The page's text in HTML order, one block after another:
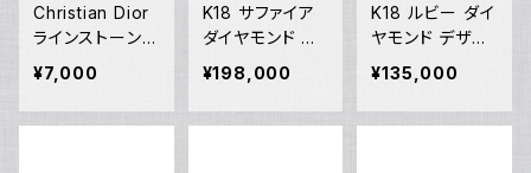
Christian Dior
ラインストーン
CDロゴ クリップ
イヤリング ※石
抜けあり Y052
¥7,000
K18 サファイア
ダイヤモンド デ
ザインリング 18
金 指輪 12号 Y
05246
¥198,000
K18 ルビー ダイ
ヤモンド デザイ
ンリング 18金 指
輪 10号 Y0524
5
¥135,000